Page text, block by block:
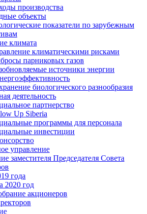
производства
объекты
показатели по зарубежным
климата
климатическими рисками
парниковых газов
источники энергии
биологического разнообразия
деятельность
партнерство
Up Siberia
программы для персонала
инвестиции
управление
заместителя Председателя Совета
года
2020 год
акционеров